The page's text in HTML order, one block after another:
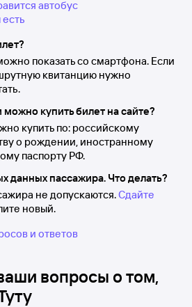
автобус
показать со смартфона. Если
квитанцию нужно
купить билет на сайте?
купить по: российскому
о рождении, иностранному
паспорту РФ.
данных пассажира. Что делать?
не допускаются.Сдайте
новый.
и ответов
вопросы о том,